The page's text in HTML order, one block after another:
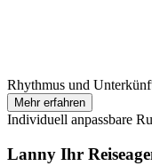
Rhythmus und
Mehr erfahren
Individuell anpassbare
Lanny Ihr